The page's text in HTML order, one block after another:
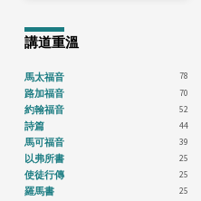
講道重溫
馬太福音 78
路加福音 70
約翰福音 52
詩篇 44
馬可福音 39
以弗所書 25
使徒行傳 25
羅馬書 25